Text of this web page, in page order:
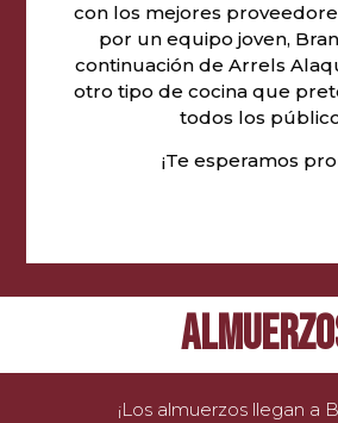
con los mejores
por un equipo joven,
continuación de Arrels
otro tipo de cocina que
todos los
¡Te esperamos
¡Los almuerzos llegan a